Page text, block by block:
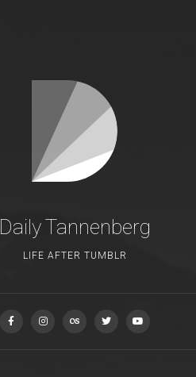
Daily Tannenberg
LIFE AFTER TUMBLR